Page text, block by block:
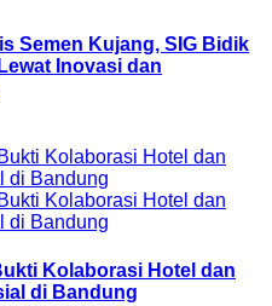
Semen Kujang, SIG Bidik
Inovasi dan
Kolaborasi Hotel dan
di Bandung